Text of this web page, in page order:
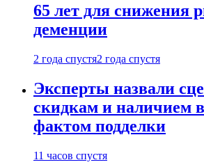
65 лет для снижения
деменции
2 года спустя2 года спустя
Эксперты назвали
скидкам и наличием
фактом подделки
11 часов спустя